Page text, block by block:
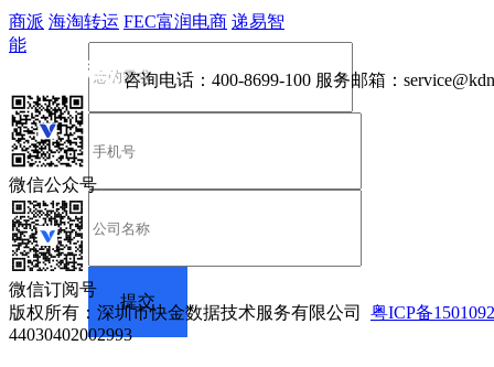
商派 海淘转运 FEC富润电商 递易智
能
咨询电话： 400-8699-100 服务邮箱：
微信公众号
微信订阅号
版权所有：深圳市快金数据技术服务有限公司 粤ICP备
44030402002993